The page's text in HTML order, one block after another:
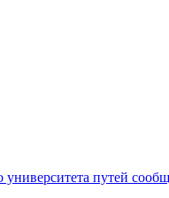
путей